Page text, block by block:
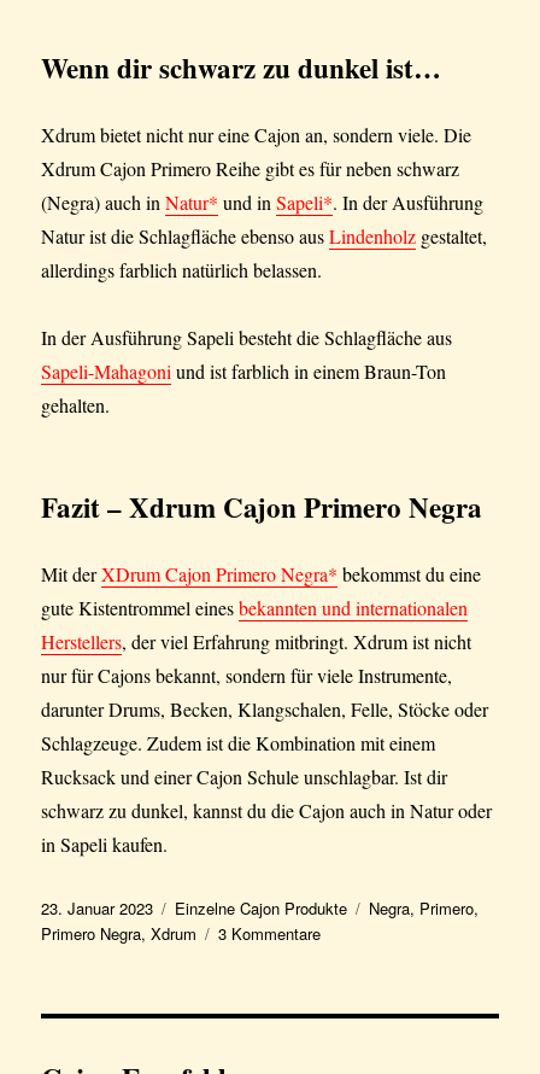
Wenn dir schwarz zu dunkel ist…
Xdrum bietet nicht nur eine Cajon an, sondern viele. Die
Xdrum Cajon Primero Reihe gibt es für neben schwarz
(Negra) auch inNatur* und inSapeli*. In der Ausführung
Natur ist die Schlagfläche ebenso ausLindenholz gestaltet,
allerdings farblich natürlich belassen.
In der Ausführung Sapeli besteht die Schlagfläche aus
Sapeli-Mahagoniund ist farblich in einem Braun-Ton
gehalten.
Fazit– Xdrum Cajon Primero Negra
Mit derXDrum Cajon Primero Negra* bekommst du eine
gute Kistentrommel einesbekannten und internationalen
Herstellers, der viel Erfahrung mitbringt. Xdrum ist nicht
nur für Cajons bekannt, sondern für viele Instrumente,
darunter Drums, Becken, Klangschalen, Felle, Stöcke oder
Schlagzeuge. Zudem ist die Kombination mit einem
Rucksack und einer Cajon Schule unschlagbar. Ist dir
schwarz zu dunkel, kannst du die Cajon auch in Natur oder
in Sapeli kaufen.
Veröffentlicht
am
23. Januar 2023 Kategorien
Einzelne Cajon Produkte Schlagwörter
Negra, Primero,
Primero Negra,Xdrum 3 Kommentarezu
Primero